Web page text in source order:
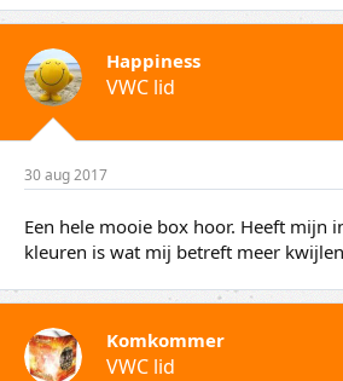
Happiness
VWC lid
30 aug 2017
Een hele mooie box hoor. Heeft mijn
kleuren is wat mij betreft meer
Komkommer
VWC lid